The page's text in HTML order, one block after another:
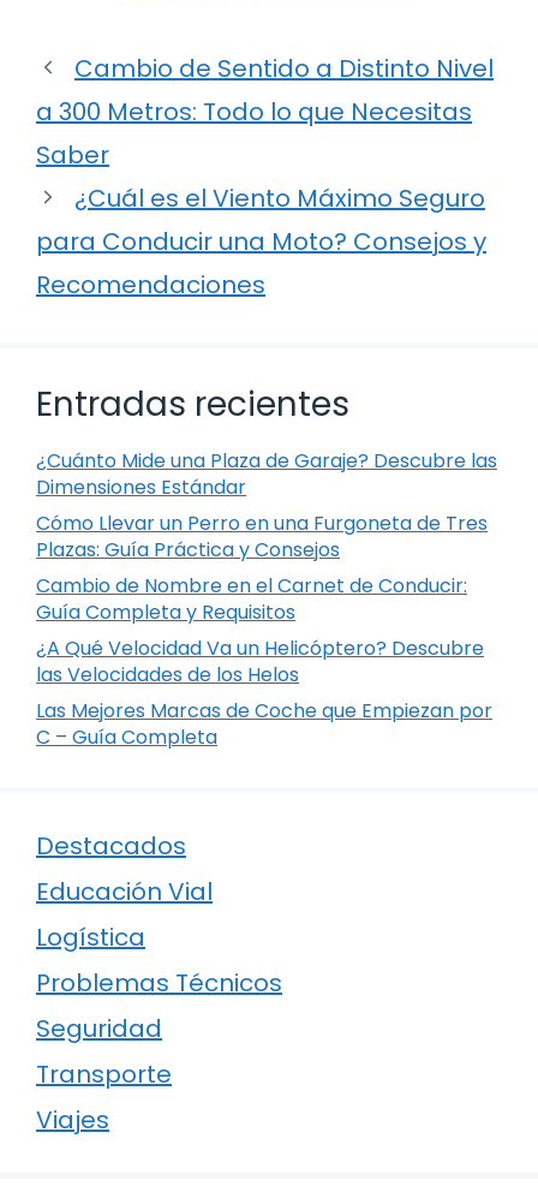
Cambio de Sentido a Distinto Nivel
a 300 Metros: Todo lo que Necesitas
Saber
¿Cuál es el Viento Máximo Seguro
para Conducir una Moto? Consejos y
Recomendaciones
Entradas recientes
¿Cuánto Mide una Plaza de Garaje? Descubre las
Dimensiones Estándar
Cómo Llevar un Perro en una Furgoneta de Tres
Plazas: Guía Práctica y Consejos
Cambio de Nombre en el Carnet de Conducir:
Guía Completa y Requisitos
¿A Qué Velocidad Va un Helicóptero? Descubre
las Velocidades de los Helos
Las Mejores Marcas de Coche que Empiezan por
C – Guía Completa
Destacados
Educación Vial
Logística
Problemas Técnicos
Seguridad
Transporte
Viajes